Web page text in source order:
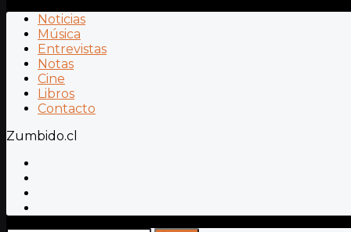
Noticias
Música
Entrevistas
Notas
Cine
Libros
Contacto
Zumbido.cl